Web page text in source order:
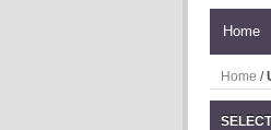
Home
Home /